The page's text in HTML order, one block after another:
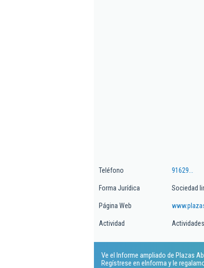
Teléfono 91629...
Forma Jurídica Sociedad
Página Web
Actividad
Ve el Informe ampliado de Plazas
Regístrese en eInforma y le